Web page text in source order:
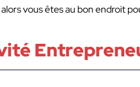
vous êtes au bon endroit